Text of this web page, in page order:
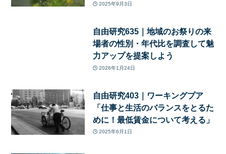
2025年9月3日
自由研究635｜地域のお祭りの来
場者の性別・年代比を調査して魅
力アップを提案しよう
2026年1月24日
自由研究403｜ワーキングプア
「仕事と生活のバランスをとるた
めに！最低賃金について考える」
2025年6月1日